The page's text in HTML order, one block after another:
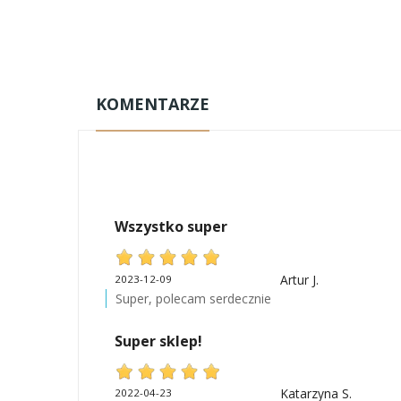
KOMENTARZE
Wszystko super
2023-12-09
Artur J.
Super, polecam serdecznie
Super sklep!
2022-04-23
Katarzyna S.